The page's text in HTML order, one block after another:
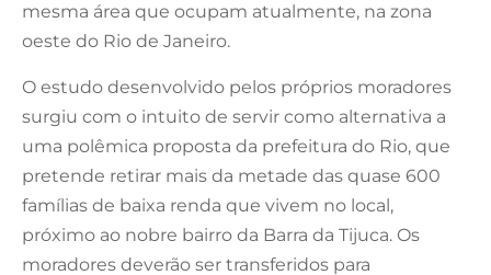
mesma área que ocupam atualmente, na zona
oeste do Rio de Janeiro.
O estudo desenvolvido pelos próprios moradores
surgiu com o intuito de servir como alternativa a
uma polêmica proposta da prefeitura do Rio, que
pretende retirar mais da metade das quase 600
famílias de baixa renda que vivem no local,
próximo ao nobre bairro da Barra da Tijuca. Os
moradores deverão ser transferidos para